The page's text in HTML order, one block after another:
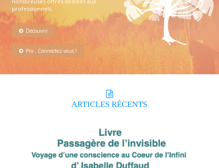
professionnels.
Découvrir
Pro : Connectez-vous !
ARTICLES RÉCENTS